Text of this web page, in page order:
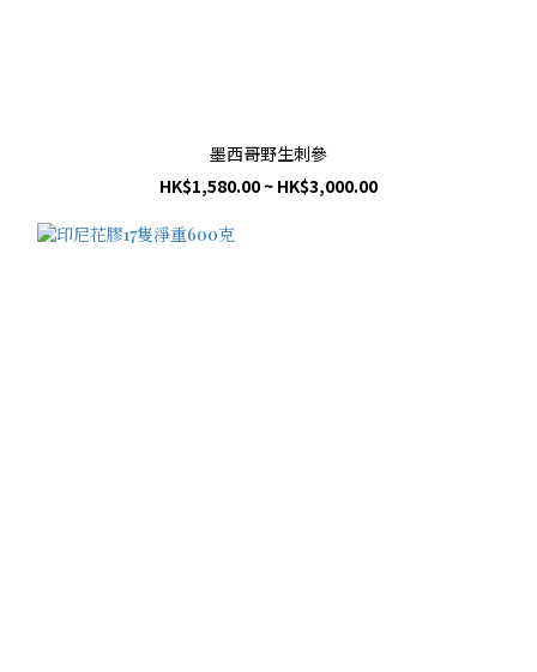
墨西哥野生刺參
HK$1,580.00 ~ HK$3,000.00